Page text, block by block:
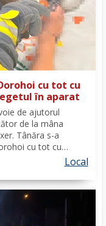
cu tot cu
în aparat
de ajutorul
de la mâna
Tânăra s-a
cu tot cu
solicitat
cadrul...
Local